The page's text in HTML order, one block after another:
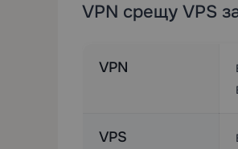
VPN срещу VPS
VPN
VPS